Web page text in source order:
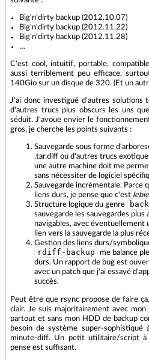
Big'n'dirty backup (2012.10.07)
Big'n'dirty backup (2012.11.22)
Big'n'dirty backup (2012.11.28)
…
C'est cool, intuitif, portable,
aussi terriblement peu efficace,
140Gio sur un disque de 320. (Et un
J'ai donc investigué d'autres solutions
d'autres trucs plus obscurs les uns
séduit. J'avoue envier le
gros, je cherche les points suivants :
Sauvegarde sous forme
.tar.diff ou d'autres trucs
une autre machine doit me
sans nécessiter de logiciel
Sauvegarde incrémentale. Parce
liens durs, je pense que c'est
Structure logique du genre
sauvegarde les sauvegardes
navigables, avec
lien vers la sauvegarde la plus
Gestion des liens durs/
rdiff-backup
me balance
durs. Un rapport de bug est
avec un patch que j'ai essayé
succès.
Peut être que rsync propose de faire
clair. Je suis majoritairement avec
partout et sans mon HDD de backup
besoin de système super-
minute-diff. Un petit utilitaire/script à
pense est suffisant.